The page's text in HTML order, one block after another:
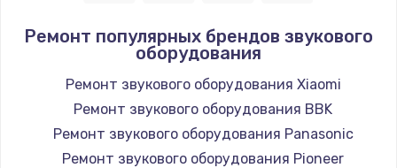
Заказать
Замена Bluetooth/Wi-Fi модуля
800 руб.
Заказать
Ремонт популярных брендов звукового
оборудования
Ремонт звукового оборудования Xiaomi
Ремонт звукового оборудования BBK
Ремонт звукового оборудования Panasonic
Ремонт звукового оборудования Pioneer